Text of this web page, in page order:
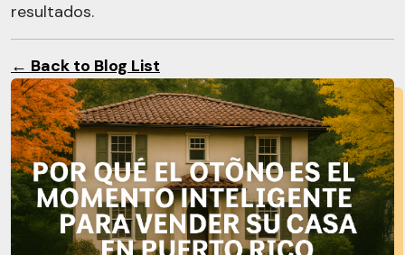
resultados.
← Back to Blog List